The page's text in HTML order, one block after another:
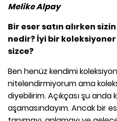
Melike Alpay
Bir eser satın alırken
nedir? İyi bir koleksiyoner
sizce?
Ben henüz kendimi
nitelendirmiyorum ama
diyebilirim. Açıkçası şu anda
aşamasındayım. Ancak bir